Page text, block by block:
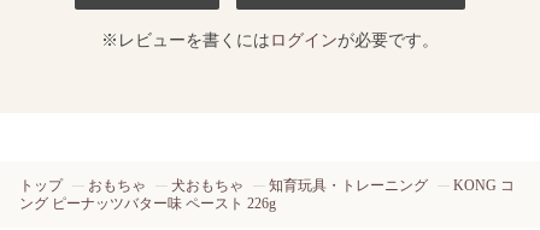
※レビューを書くにはログインが必要です。
トップ おもちゃ 犬おもちゃ 知育玩具・トレーニング
KONG コ
ング ピーナッツバター味 ペースト 226g